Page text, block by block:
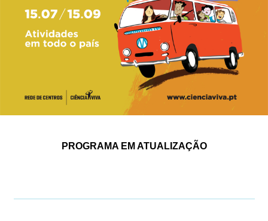
PROGRAMA EM ATUALIZAÇÃO